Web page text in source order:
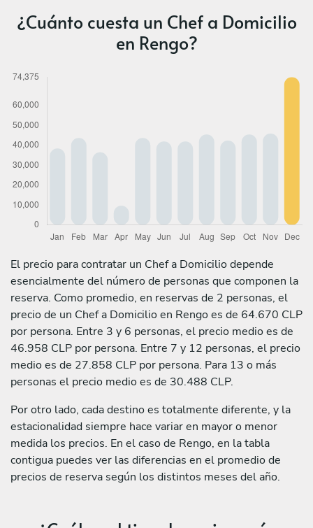
¿Cuánto cuesta un Chef a Domicilio
en Rengo?
El precio para contratar un Chef a Domicilio depende
esencialmente del número de personas que componen la
reserva. Como promedio, en reservas de 2 personas, el
precio de un Chef a Domicilio en Rengo es de 64.670 CLP
por persona. Entre 3 y 6 personas, el precio medio es de
46.958 CLP por persona. Entre 7 y 12 personas, el precio
medio es de 27.858 CLP por persona. Para 13 o más
personas el precio medio es de 30.488 CLP.
Por otro lado, cada destino es totalmente diferente, y la
estacionalidad siempre hace variar en mayor o menor
medida los precios. En el caso de Rengo, en la tabla
contigua puedes ver las diferencias en el promedio de
precios de reserva según los distintos meses del año.